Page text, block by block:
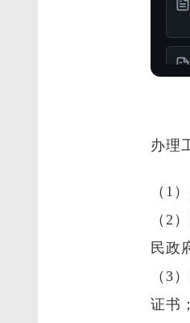
办理
（1
（2
民政
（3
证书；